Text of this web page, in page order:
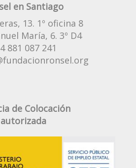
en Santiago
13. 1º oficina 8
María, 6. 3º D4
881 087 241
de Colocación
autorizada